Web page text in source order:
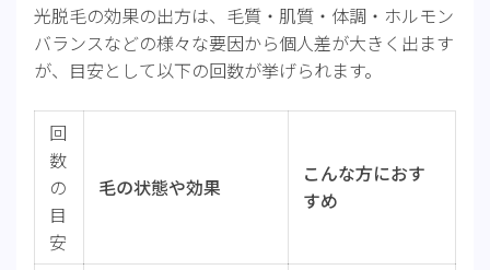
光脱毛の効果の出方は、毛質・肌質・体調・ホルモン
バランスなどの様々な要因から個人差が大きく出ます
が、目安として以下の回数が挙げられます。
回
数
の
目
安
毛の状態や効果
こんな方におす
すめ